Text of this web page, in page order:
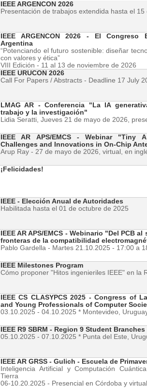
IEEE ARGENCON 2026
Presentación de trabajos extendida hasta el 15
IEEE ARGENCON 2026 - El
Argentina
“Potenciando el futuro sostenible: diseñar
con valores y ética”
VIII Edición - 11 al 13 de noviembre de 2026
IEEE URUCON 2026
Call For Papers / Abstracts - Deadline 17 July
LMAG AR - Conferencia "La IA
trabajo y la investigación"
Lidia Seratti, Jueves 21 de mayo de 2026,
IEEE AR APS/EMCS - Webinar "Tiny
Challenges and Innovations in On-Chip
Arup Ray - 27 de mayo de 2026, virtual, en
¡Felicidades!
IEEE - Elección Anual de Autoridades
Habilitada hasta el 01 de octubre de 2025
IEEE AR APS/EMCS - Webinario "Del PCB
fronteras de la compatibilidad
Pablo Gardella - Martes 21.10.2025 - 17:00 a
IEEE Milestones Program
Cómo proponer "Hitos ingenieriles IEEE" en la
IEEE CS CLASYPCS 2025 - Congress of
and Young Professionals of Computer
03.10.2025 - 04.10.2025 * Montevideo,
IEEE R9 SBRM - Region 9 Student
05.10.2025 - 07.10.2025 * Punta del Este,
IEEE AR GRSS - Gulich - Escuela de
Inteligencia Artificial y Computación
Tierra
06-10.20.2025 - Presencial en Córdoba y virtual